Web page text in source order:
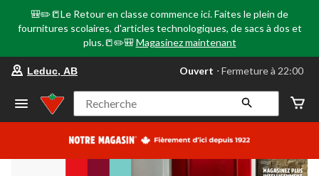
🎒✏️📒Le Retour en classe commence ici. Faites le plein de
fournitures scolaires, d'articles technologiques, de sacs à dos et
plus.📒✏️🎒 Magasinez maintenant
votre
préféré
Leduc,
AB,
courament
Fermeture
Leduc, AB Ouvert ⋅ Fermeture à 22:00
Recherche